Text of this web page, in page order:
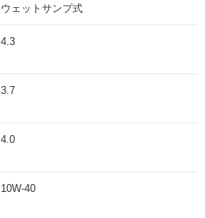
ウェットサンプ式
4.3
3.7
4.0
10W-40